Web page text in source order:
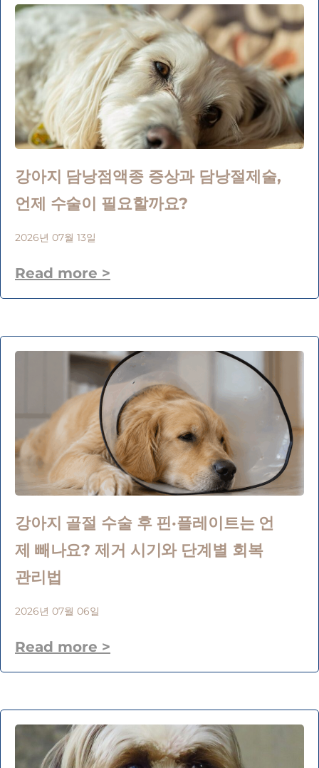
강아지 담낭점액종 증상과 담낭절제술,
언제 수술이 필요할까요?
2026년 07월 13일
Read more >
강아지 골절 수술 후 핀·플레이트는 언
제 빼나요? 제거 시기와 단계별 회복
관리법
2026년 07월 06일
Read more >